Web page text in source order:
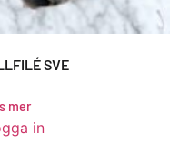
SVE
mer
in